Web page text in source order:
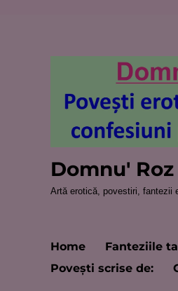
Domnu' Roz
Artă erotică, povestiri, fantezii
Home Fanteziile
Poveşti scrise de: